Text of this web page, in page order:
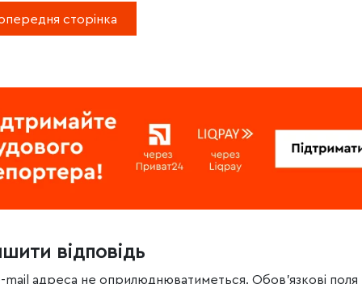
сторінка
відповідь
mail адреса не оприлюднюватиметься. Обов’язкові поля